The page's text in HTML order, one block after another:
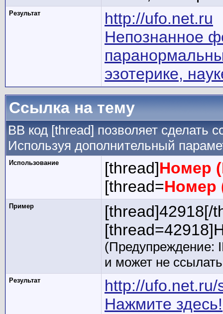
Результат
http://ufo.net.ru
Непознанное
эзотерике,
Ссылка на тему
BB код [thread] позволяет сделать
Используя дополнительный
Использование [thread]Номер
[thread=Номер
Пример
[thread]42918[/
(Предупреждение:
и может не
Результат
http://
Нажмите здесь!